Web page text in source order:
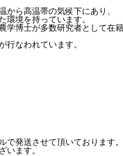
から高温帯の気候下にあり、
環境を持っています。
学博士が多数研究者として在籍
行なわれています。
で発送させて頂いております。
います。